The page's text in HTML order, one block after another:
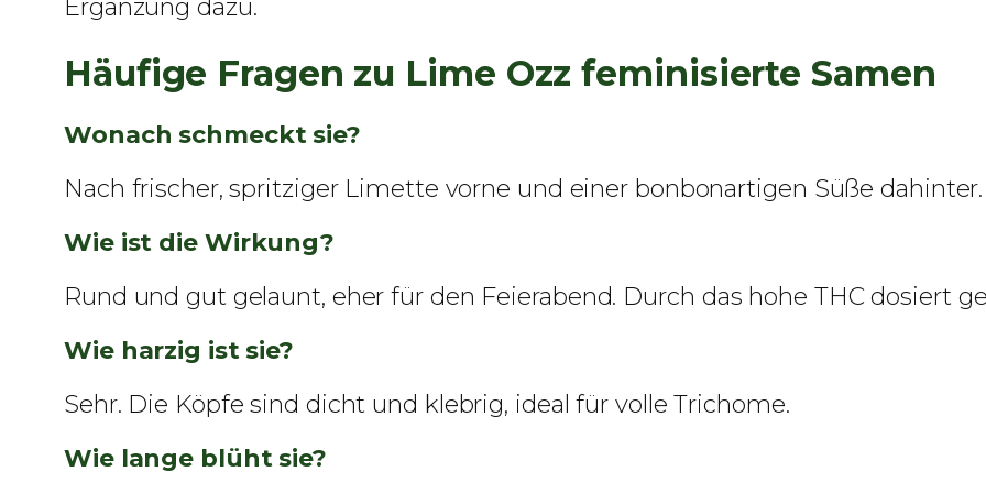
Ergänzung dazu.
Häufige Fragen zu Lime Ozz feminisierte Samen
Wonach schmeckt sie?
Nach frischer, spritziger Limette vorne und einer bonbonartigen Süße dahinter.
Wie ist die Wirkung?
Rund und gut gelaunt, eher für den Feierabend. Durch das hohe THC dosiert
Wie harzig ist sie?
Sehr. Die Köpfe sind dicht und klebrig, ideal für volle Trichome.
Wie lange blüht sie?